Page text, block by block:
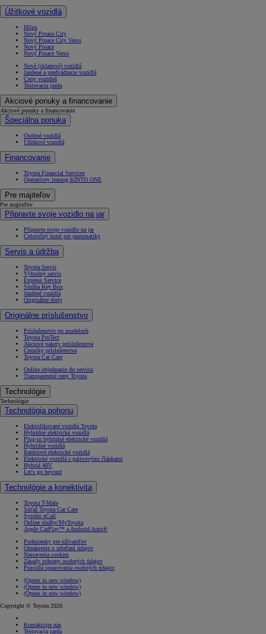
Úžitkové vozidlá
Hilux
Nový Proace City
Nový Proace City Verso
Nový Proace
Nový Proace Verso
Nové (skladové) vozidlá
Jazdené a predvádzacie vozidlá
Ceny vozidiel
Testovacia jazda
Akciové ponuky a financovanie
Akciové ponuky a financovanie
Špeciálna ponuka
Osobné vozidlá
Úžitkové vozidlá
Financovanie
Toyota Financial Services
Operatívny leasing KINTO ONE
Pre majiteľov
Pre majiteľov
Připravte svoje vozidlo na jar
Připravte svoje vozidlo na jar
Celoročný hotel pre pneumatiky
Servis a údržba
Toyota Servis
Výhodný servis
Express Service
Služba Key Box
Jazdené vozidlá
Originálne diely
Originálne príslušenstvo
Príslušenstvo po modeloch
Toyota ProTect
Akciové pakety príslušenstva
Cenníky príslušenstva
Toyota Car Care
Online objednanie do servisu
Transparentné ceny Toyota
Technológie
Technológie
Technológia pohonu
Elektrifikované vozidlá Toyota
Hybridné elektrické vozidlá
Plug-in hybridné elektrické vozidlá
Hybridné vozidlá
Batériové elektrické vozidlá
Elektrické vozidlá s palivovými článkami
Hybrid 48V
Let's go beyond
Technológie a konektivita
Toyota T-Mate
Súťaž Toyota Car Care
Systém eCall
Online služby/MyToyota
Apple CarPlay™ a Android Auto®
Podmienky pre užívateľov
Oznámenie o zdieľaní údajov
Nastavenia cookies
Zásady ochrany osobných údajov
Pravidlá spracovania osobných údajov
(Opens in new window)
(Opens in new window)
(Opens in new window)
Copyright © Toyota 2026
Kontaktujte nás
Testovacia jazda